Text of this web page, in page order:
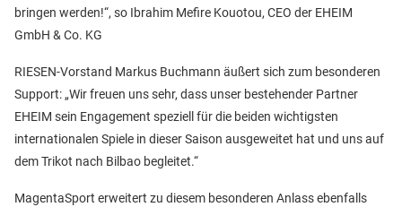
bringen werden!“, so Ibrahim Mefire Kouotou, CEO der EHEIM
GmbH & Co. KG
RIESEN-Vorstand Markus Buchmann äußert sich zum besonderen
Support: „Wir freuen uns sehr, dass unser bestehender Partner
EHEIM sein Engagement speziell für die beiden wichtigsten
internationalen Spiele in dieser Saison ausgeweitet hat und uns auf
dem Trikot nach Bilbao begleitet.“
MagentaSport erweitert zu diesem besonderen Anlass ebenfalls